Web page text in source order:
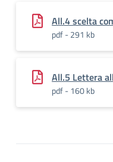
All.4 scelta
pdf - 291 kb
All.5 Lettera
pdf - 160 kb